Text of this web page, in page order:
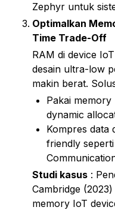
Zephyr untuk
Optimalkan
Time Trade-Off
RAM di device
desain ultra-low
makin berat.
Pakai
dynamic
Kompres data
friendly
Studi kasus :
Cambridge
memory IoT